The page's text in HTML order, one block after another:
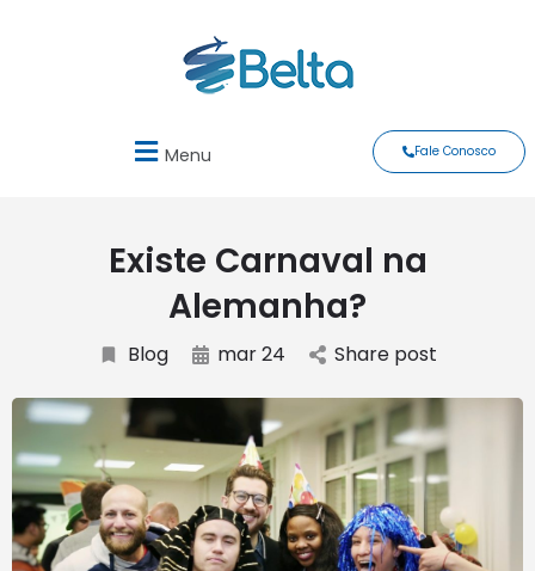
Menu Fale Conosco
Existe Carnaval na
Alemanha?
Blog mar 24 Share post